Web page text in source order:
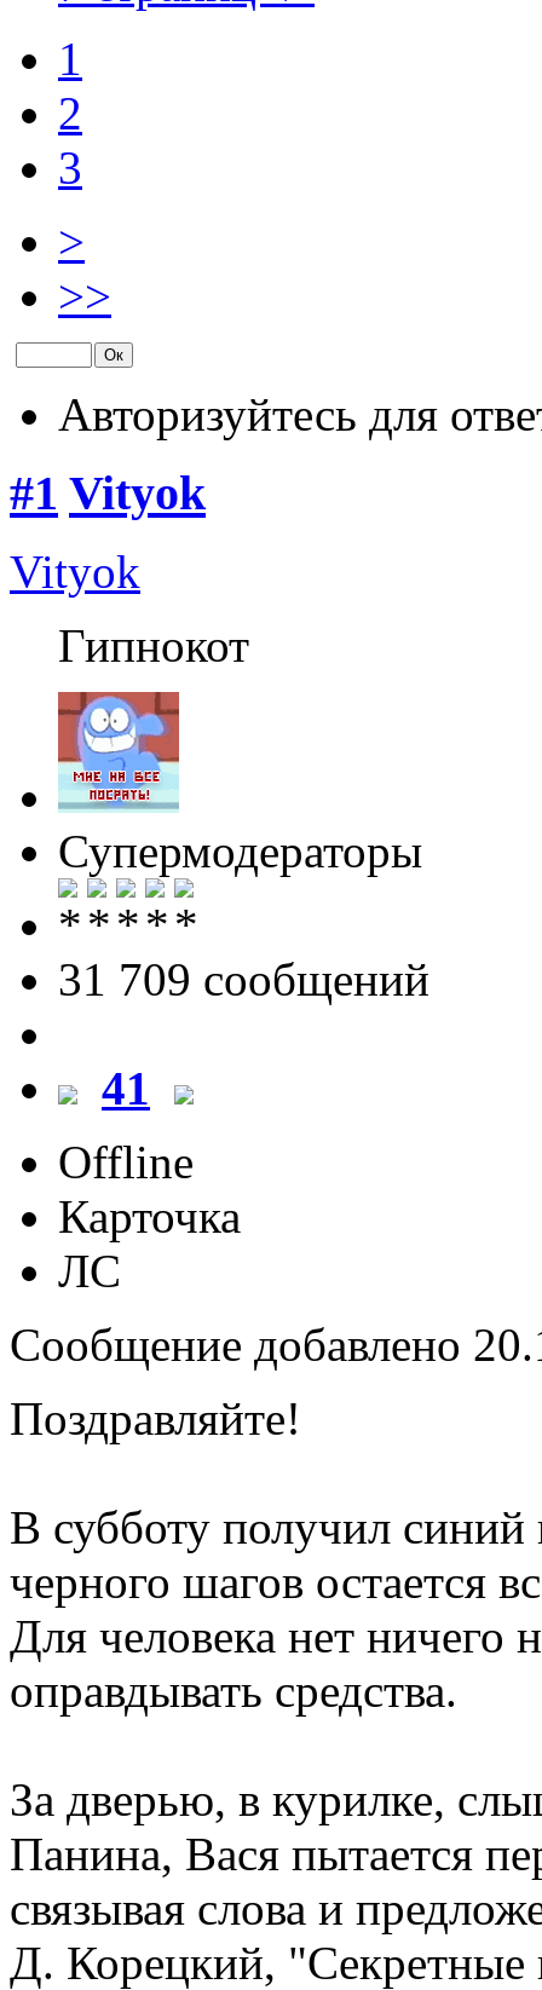
1
2
3
>
>>
Авторизуйтесь для
#1 Vityok
Vityok
Гипнокот
Супермодераторы
31 709 cообщений
41
Offline
Карточка
ЛС
Сообщение добавлено
Поздравляйте!
В субботу получил
черного шагов остается
Для человека нет ничего
оправдывать средства.
За дверью, в курилке,
Панина, Вася пытается
связывая слова и
Д. Корецкий, "Секретные